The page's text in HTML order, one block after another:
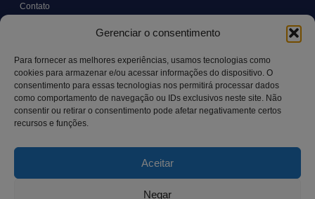
Gerenciar o consentimento
Para fornecer as melhores experiências, usamos tecnologias como
cookies para armazenar e/ou acessar informações do dispositivo. O
consentimento para essas tecnologias nos permitirá processar dados
como comportamento de navegação ou IDs exclusivos neste site. Não
consentir ou retirar o consentimento pode afetar negativamente certos
recursos e funções.
Aceitar
Negar
Contato
Canal LGPD e Segurança da Informação
Contato